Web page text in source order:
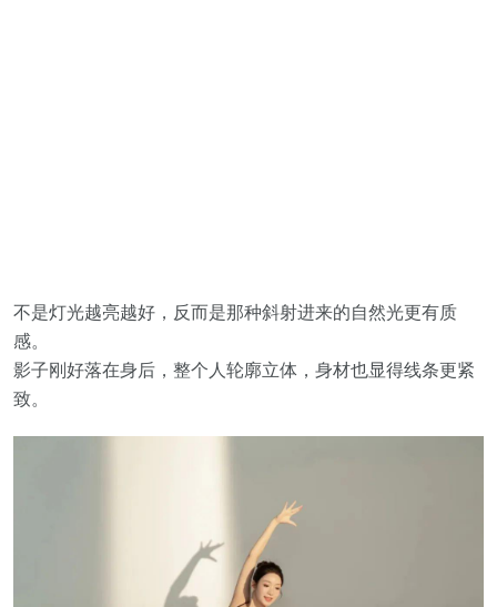
不是灯光越亮越好，反而是那种斜射进来的自然光更有质
感。
影子刚好落在身后，整个人轮廓立体，身材也显得线条更紧
致。